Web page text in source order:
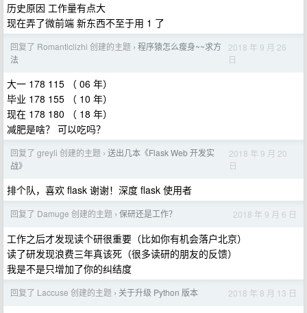
历史原因 工作量有点大
现在弄了微前端 新东西不至于用 1 了
回复了 Romanticlizhi 创建的主题 › 程序猿怎么瘦身~~求方
法
2018 年 9 月 26
日
大一 178 115 （ 06 年）
毕业 178 155 （ 10 年）
现在 178 180 （ 18 年）
减肥是啥？ 可以吃吗？
回复了 greyli 创建的主题 › 送出几本《Flask Web 开发实
战》
2018 年 9 月 20
日
排个队，喜欢 flask 谢谢！深度 flask 使用者
回复了 Damuge 创建的主题 › 保研还是工作？ 2018 年 9 月 6 日
工作之后才发现读个研很重要（比如你有机会落户北京）
读了研发现浪费三年真该死（很多读研的朋友的反馈）
我是不是只增加了你的纠结度
回复了 Laccuse 创建的主题 › 关于升级 Python 版本 2018 年 8 月 13 日